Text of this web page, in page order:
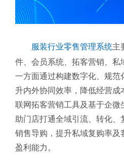
服装行业零售管理系统主
件、会员系统、拓客营销、私
一方面通过构建数字化、规范
升内外协同效率，降低经营成
联网拓客营销工具及基于企微
助门店打通全域引流、转化
销售导购，提升私域复购率及
盈利能力。